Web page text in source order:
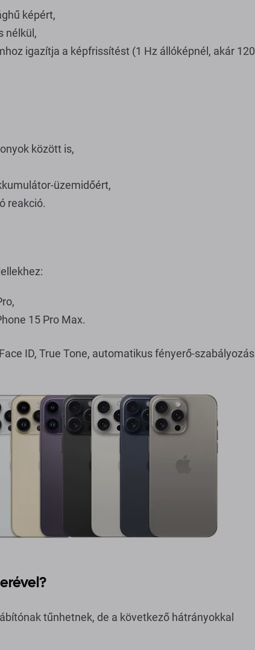
képért,
nélkül,
igazítja a képfrissítést (1 Hz állóképnél, akár 120
között is,
üzemidőért,
reakció.
15 Pro Max.
ID, True Tone, automatikus fényerő-szabályozás
tűnhetnek, de a következő hátrányokkal